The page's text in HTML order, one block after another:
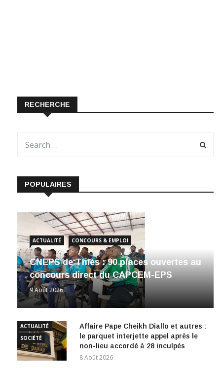
RECHERCHE
POPULAIRES
ACTUALITÉ CONCOURS & EMPLOI
CNEPS de Thiès : 90 places ouvertes au
concours direct du CAPCEM-EPS
9 Août 2026
ACTUALITÉ
SOCIÉTÉ
Affaire Pape Cheikh Diallo et autres :
le parquet interjette appel après le
non-lieu accordé à 28 inculpés
8 Août 2026